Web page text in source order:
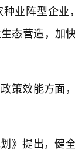
业阵型企
态营造，加
策效能方面
》提出，健